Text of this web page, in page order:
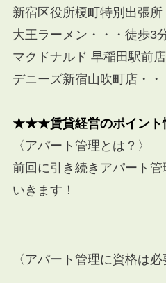
新宿区役所榎町特別出張
大王ラーメン・・・徒歩3
マクドナルド 早稲田駅前
デニーズ新宿山吹町店・・
★★★賃貸経営のポイン
〈アパート管理とは？〉
前回に引き続きアパート
いきます！
〈アパート管理に資格は必